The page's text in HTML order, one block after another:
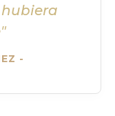
hubiera
-